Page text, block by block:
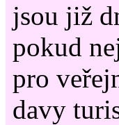
jsou již
pokud
pro
davy